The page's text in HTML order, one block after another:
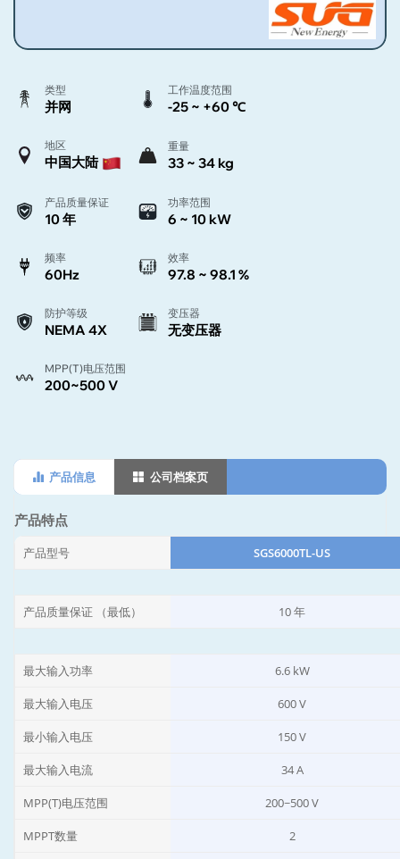
类型
并网
工作温度范围
-25 ~ +60 ℃
地区
中国大陆
重量
33 ~ 34 kg
产品质量保证
10 年
功率范围
6 ~ 10 kW
频率
60Hz
效率
97.8 ~ 98.1 %
防护等级
NEMA 4X
变压器
无变压器
MPP(T)电压范围
200~500 V
产品信息 公司档案页
产品特点
产品型号 SGS6000TL-US
产品质量保证 （最低） 10 年
最大输入功率 6.6 kW
最大输入电压 600 V
最小输入电压 150 V
最大输入电流 34 A
MPP(T)电压范围 200~500 V
MPPT数量 2